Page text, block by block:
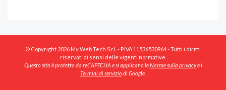
© Copyright 2026 My Web Tech S.r.l. - P.IVA 11536530964 - Tutti i diritti
riservati ai sensi delle vigenti normative.
Questo sito è protetto da reCAPTCHA e si applicano leNorme sulla privacye i
Termini di serviziodi Google.